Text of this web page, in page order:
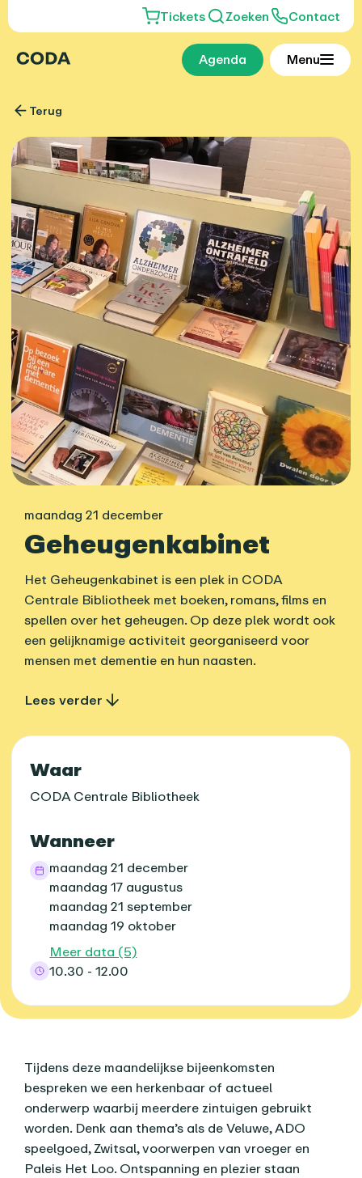
Tickets Zoeken Contact
Agenda Menu
Terug
maandag 21 december
Geheugenkabinet
Het Geheugenkabinet is een plek in CODA
Centrale Bibliotheek met boeken, romans, films en
spellen over het geheugen. Op deze plek wordt ook
een gelijknamige activiteit georganiseerd voor
mensen met dementie en hun naasten.
Lees verder
Praktische informatie
Waar
CODA Centrale Bibliotheek
Wanneer
maandag 21 december
maandag 17 augustus
maandag 21 september
maandag 19 oktober
Meer data (5)
10.30 - 12.00
Over dit agenda-item
Tijdens deze maandelijkse bijeenkomsten
bespreken we een herkenbaar of actueel
onderwerp waarbij meerdere zintuigen gebruikt
worden. Denk aan thema’s als de Veluwe, ADO
speelgoed, Zwitsal, voorwerpen van vroeger en
Paleis Het Loo. Ontspanning en plezier staan